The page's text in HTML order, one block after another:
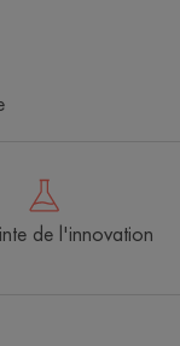
de l'innovation